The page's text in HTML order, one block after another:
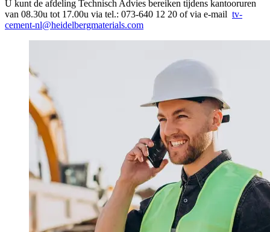
U kunt de afdeling Technisch Advies bereiken tijdens kantooruren
van 08.30u tot 17.00u via tel.: 073-640 12 20 of via e-mail tv-
cement-nl@heidelbergmaterials.com